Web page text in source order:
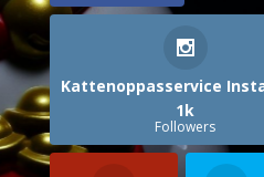
Kattenoppasservice
1k
Followers